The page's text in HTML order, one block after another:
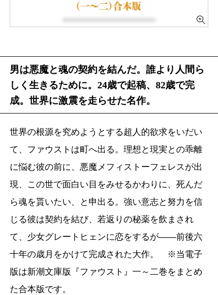
男は悪魔と魂の契約を結んだ。誰より人間ら
しく生きるために。24歳で起稿、82歳で完
成。世界に激震を走らせた名作。
世界の根源を究めようとする超人的欲求をいだい
て、ファウストは町へ出る。理想と現実との乖離
に悩む彼の前に、悪魔メフィストーフェレスが出
現、この世で面白い目をみせるかわりに、死んだ
ら魂を貰いたい、と申出る。強い意志と努力を信
じる彼は契約を結び、若返りの秘薬を飲まされ
て、少女グレートヒェンに恋をするが――前後六
十年の歳月をかけて完成された大作。 ※当電子
版は新潮文庫版『ファウスト』一～二巻をまとめ
た合本版です。